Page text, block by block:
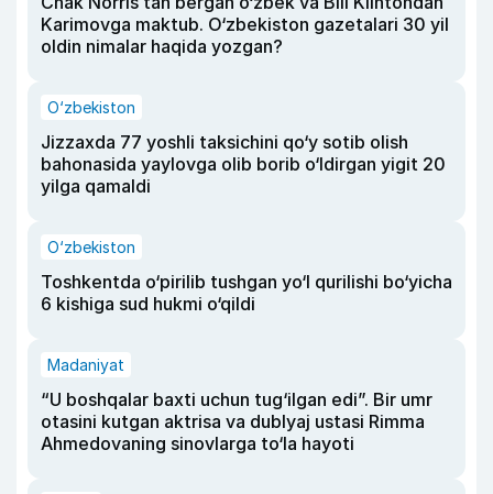
Karimovga maktub. O‘zbekiston gazetalari 30 yil
oldin nimalar haqida yozgan?
O‘zbekiston
Jizzaxda 77 yoshli taksichini qo‘y sotib olish
bahonasida yaylovga olib borib o‘ldirgan yigit 20
yilga qamaldi
O‘zbekiston
Toshkentda o‘pirilib tushgan yo‘l qurilishi bo‘yicha
6 kishiga sud hukmi o‘qildi
Madaniyat
“U boshqalar baxti uchun tug‘ilgan edi”. Bir umr
otasini kutgan aktrisa va dublyaj ustasi Rimma
Ahmedovaning sinovlarga to‘la hayoti